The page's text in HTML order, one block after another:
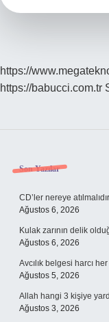
https://
https://babucci.com.tr
Sidebar
Son Yazılar
CD’ler nereye
Ağustos 6, 2026
Kulak zarının delik
Ağustos 6, 2026
Avcılık belgesi harcı
Ağustos 5, 2026
Allah hangi 3 kişiye
Ağustos 3, 2026